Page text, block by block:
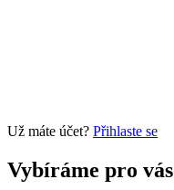
Už máte účet? Přihlaste se
Vybíráme pro vás